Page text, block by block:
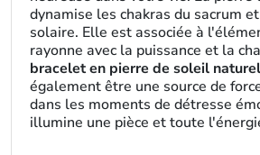
dynamise les chakras du sacrum
solaire. Elle est associée à
rayonne avec la puissance et la
bracelet en pierre de soleil
également être une source de
dans les moments de détresse
illumine une pièce et toute